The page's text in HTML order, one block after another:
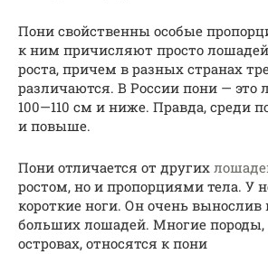
Пони свойственны особые
к ним причисляют просто
роста, причем в разных странах
различаются. В России пони — это
100—110 см и ниже. Правда, среди
и повыше.
Пони отличается от других
ростом, но и пропорциями тела. У
короткие ноги. Он очень
больших лошадей. Многие
островах, относятся к пони